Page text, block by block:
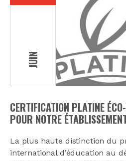
JUIN
CERTIFICATION PLATINE
POUR NOTRE
La plus haute distinction du
international d’éducation au